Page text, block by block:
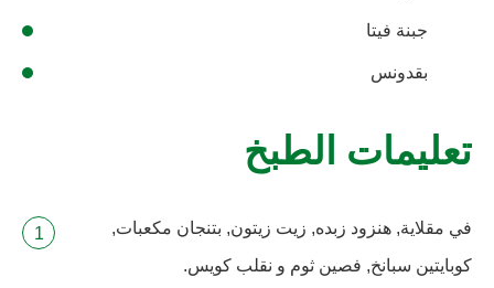
جبنة فيتا
بقدونس
تعليمات الطبخ
في مقلاية, هنزود زبده, زيت زيتون, بتنجان مكعبات,
كوبايتين سبانخ, فصين ثوم و نقلب كويس.